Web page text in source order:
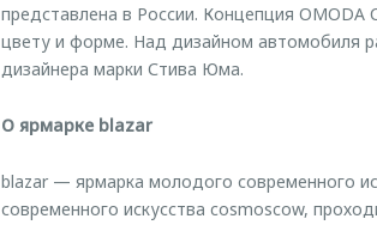
представлена в России. Концепция
цвету и форме. Над дизайном автомобиля
дизайнера марки Стива Юма.
О ярмарке blazar
blazar — ярмарка молодого современного
современного искусства cosmoscow,